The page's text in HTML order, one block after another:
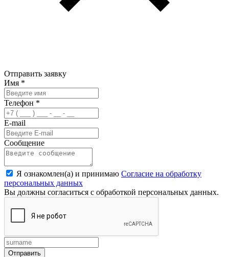
Отправить заявку
Имя *
Телефон *
E-mail
Сообщение
Я ознакомлен(а) и принимаю Согласие на обработку
персональных данных
Вы должны согласиться с обработкой персональных данных.